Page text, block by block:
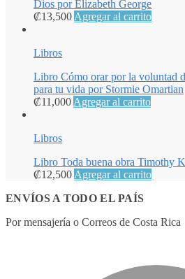
Dios por Elizabeth George
₡13,500 Agregar al carrito
Libros
Libro Cómo orar por la voluntad
para tu vida por Stormie Omartian
₡11,000 Agregar al carrito
Libros
Libro Toda buena obra Timothy
₡12,500 Agregar al carrito
ENVÍOS A TODO EL PAÍS
Por mensajería o Correos de Costa Rica